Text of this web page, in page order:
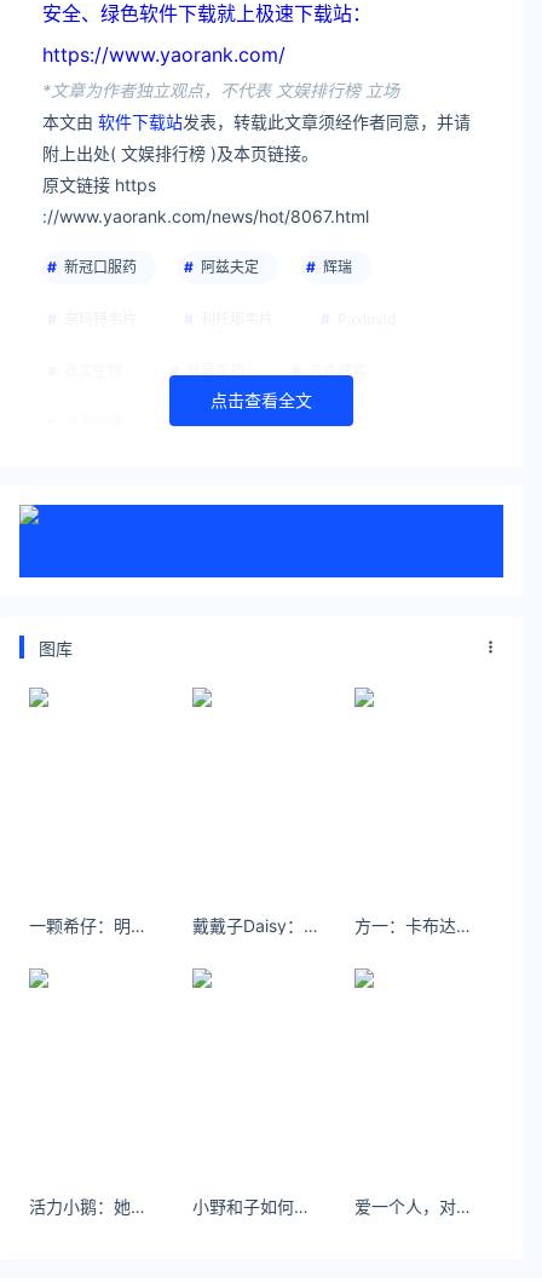
安全、绿色软件下载就上极速下载站：
https://www.yaorank.com/
*文章为作者独立观点，不代表 文娱排行榜 立场
本文由 软件下载站发表，转载此文章须经作者同意，并请
附上出处( 文娱排行榜 )及本页链接。
原文链接 https
://www.yaorank.com/news/hot/8067.html
新冠口服药 阿兹夫定 辉瑞
复星医药 方舟健客
点击查看全文
图库
一颗希仔：明年一起去看绣球花吧” 戴戴子Daisy：·泰国私厨种草一波 平价泰国菜～ 方一：卡布达！启动超级变换形态！#我的名字叫中野美树 #dv #铁甲小宝
活力小鹅：她也会抱你吧 闻着你身上每一寸我闻过的味道 #chillkill #摩羯 小野和子如何兼顾防晒科技与美学？ 爱一个人，对方也爱你，甜的居多